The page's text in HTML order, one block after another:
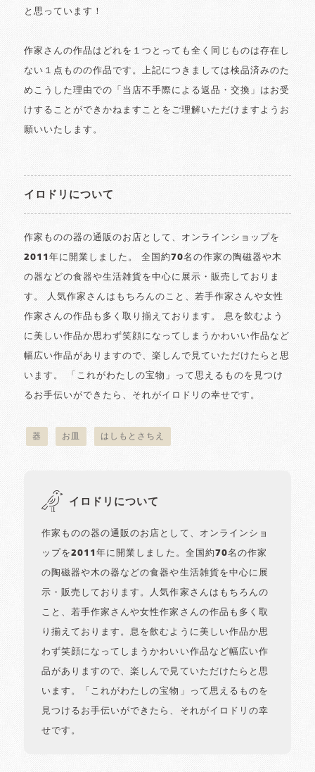
と思っています！
作家さんの作品はどれを１つとっても全く同じものは存在し
ない１点ものの作品です。上記につきましては検品済みのた
めこうした理由での「当店不手際による返品・交換」はお受
けすることができかねますことをご理解いただけますようお
願いいたします。
イロドリについて
作家ものの器の通販のお店として、オンラインショップを
2011年に開業しました。 全国約70名の作家の陶磁器や木
の器などの食器や生活雑貨を中心に展示・販売しておりま
す。 人気作家さんはもちろんのこと、若手作家さんや女性
作家さんの作品も多く取り揃えております。 息を飲むよう
に美しい作品か思わず笑顔になってしまうかわいい作品など
幅広い作品がありますので、楽しんで見ていただけたらと思
います。 「これがわたしの宝物」って思えるものを見つけ
るお手伝いができたら、それがイロドリの幸せです。
器 お皿 はしもとさちえ
イロドリについて
作家ものの器の通販のお店として、オンラインショ
ップを2011年に開業しました。全国約70名の作家
の陶磁器や木の器などの食器や生活雑貨を中心に展
示・販売しております。人気作家さんはもちろんの
こと、若手作家さんや女性作家さんの作品も多く取
り揃えております。息を飲むように美しい作品か思
わず笑顔になってしまうかわいい作品など幅広い作
品がありますので、楽しんで見ていただけたらと思
います。「これがわたしの宝物」って思えるものを
見つけるお手伝いができたら、それがイロドリの幸
せです。